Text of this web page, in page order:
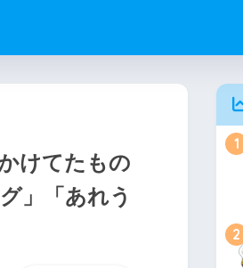
けてたもの
」「あれう
1
2